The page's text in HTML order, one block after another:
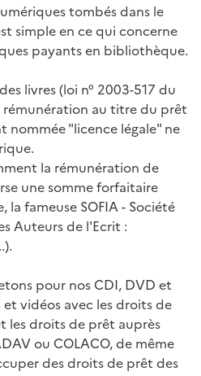
tombés dans le
simple en ce qui concerne
payants en bibliothèque.
livres (loi n° 2003-517 du
rémunération au titre du prêt
nommée "licence légale" ne
la rémunération de
une somme forfaitaire
la fameuse SOFIA - Société
Auteurs de l'Ecrit :
pour nos CDI, DVD et
vidéos avec les droits de
les droits de prêt auprès
ou COLACO, de même
des droits de prêt des